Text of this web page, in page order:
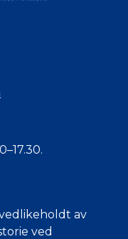
av
ved